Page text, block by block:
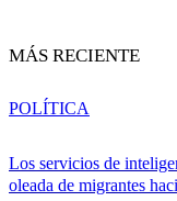
MÁS RECIENTE
Los servicios de
oleada de migrantes
POLÍTICA